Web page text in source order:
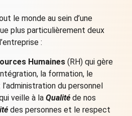
le monde au sein d’une
plus particulièrement deux
:
Humaines (RH) qui gère
la formation, le
du personnel
veille à laQualité de nos
des personnes et le respect